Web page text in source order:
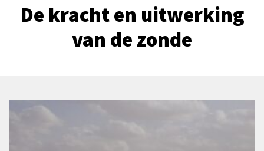
De kracht en uitwerking
van de zonde